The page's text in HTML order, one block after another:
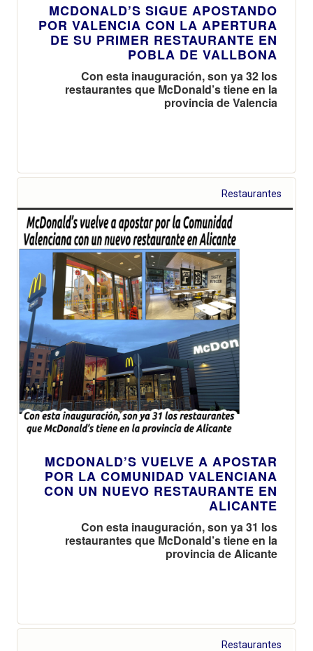
MCDONALD’S SIGUE APOSTANDO
POR VALENCIA CON LA APERTURA
DE SU PRIMER RESTAURANTE EN
POBLA DE VALLBONA
Con esta inauguración, son ya 32 los
restaurantes que McDonald’s tiene en la
provincia de Valencia
Restaurantes
MCDONALD’S VUELVE A APOSTAR
POR LA COMUNIDAD VALENCIANA
CON UN NUEVO RESTAURANTE EN
ALICANTE
Con esta inauguración, son ya 31 los
restaurantes que McDonald’s tiene en la
provincia de Alicante
Restaurantes